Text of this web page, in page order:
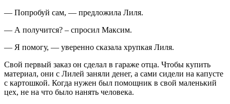
— Попробуй сам, — предложила Лиля.
— А получится? – спросил Максим.
— Я помогу, — уверенно сказала хрупкая Лиля.
Свой первый заказ он сделал в гараже отца. Чтобы купить
материал, они с Лилей заняли денег, а сами сидели на капусте
с картошкой. Когда нужен был помощник в свой маленький
цех, не на что было нанять человека.